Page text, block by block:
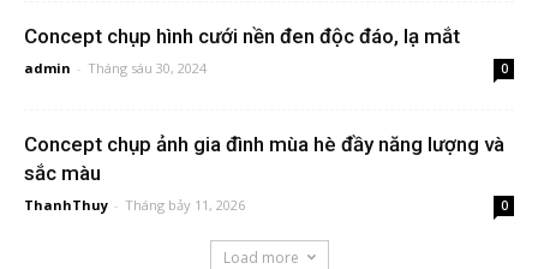
Concept chụp hình cưới nền đen độc đáo, lạ mắt
admin - Tháng sáu 30, 2024 0
Concept chụp ảnh gia đình mùa hè đầy năng lượng và
sắc màu
ThanhThuy - Tháng bảy 11, 2026 0
Load more